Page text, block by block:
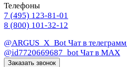
Телефоны
7 (495) 123-81-01
8 (800) 101-32-12
@ARGUS_X_Bot Чат в телеграмм
@id7720669687_bot Чат в МАХ
Заказать звонок